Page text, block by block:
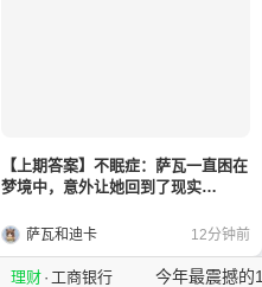
【上期答案】不眠症：萨瓦一直困在
梦境中，意外让她回到了现实…
萨瓦和迪卡 12分钟前
理财 · 工商银行
免费：AI办公